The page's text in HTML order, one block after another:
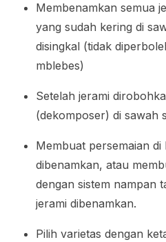
Membenamkan semua
yang sudah kering di
disingkal (tidak
mblebes)
Setelah jerami
(dekomposer) di sawah
Membuat persemaian di
dibenamkan, atau
dengan sistem nampan
jerami dibenamkan.
Pilih varietas dengan